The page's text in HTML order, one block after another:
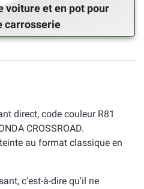
voiture et en pot pour
carrosserie
direct, code couleur R81
CROSSROAD.
au format classique en
c'est-à-dire qu'il ne